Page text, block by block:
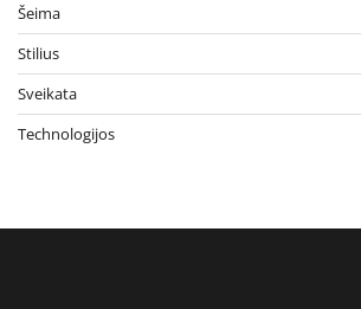
Šeima
Stilius
Sveikata
Technologijos